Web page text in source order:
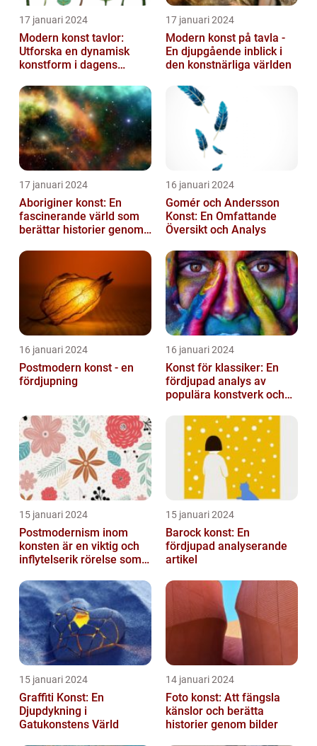
17 januari 2024
Modern konst tavlor:
Utforska en dynamisk
konstform i dagens
17 januari 2024
Modern konst på tavla -
En djupgående inblick i
den konstnärliga världen
17 januari 2024
Aboriginer konst: En
fascinerande värld som
berättar historier genom
16 januari 2024
Gomér och Andersson
Konst: En Omfattande
Översikt och Analys
16 januari 2024
Postmodern konst - en
fördjupning
16 januari 2024
Konst för klassiker: En
fördjupad analys av
populära konstverk och
15 januari 2024
Postmodernism inom
konsten är en viktig och
inflytelserik rörelse som
normer o...
15 januari 2024
Barock konst: En
fördjupad analyserande
artikel
15 januari 2024
Graffiti Konst: En
Djupdykning i
Gatukonstens Värld
14 januari 2024
Foto konst: Att fängsla
känslor och berätta
historier genom bilder